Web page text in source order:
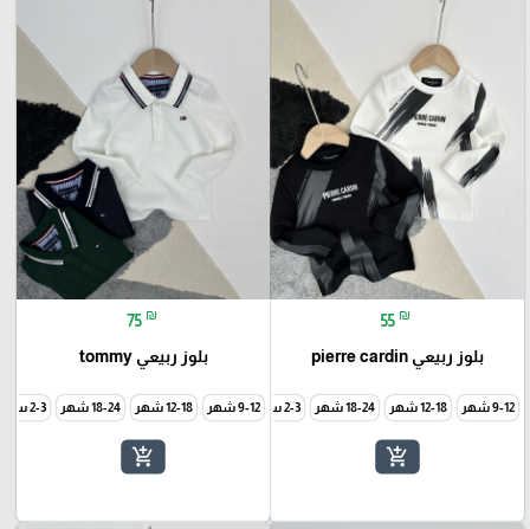
55 ₪
بلوز ربيعي pierre cardin
9-12 شهر 12-18 شهر 18-24 شهر 2-3 سنة 3-4 سنة 5-6 سنة 7-8 سنة 9-10 سنة
add_shopping_cart
75 ₪
بلوز ربيعي tommy
9-12 شهر 12-18 شهر 18-24 شهر 2-3 سنة
add_shopping_cart